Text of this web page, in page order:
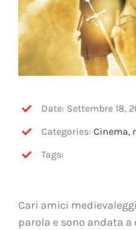
Date: Settembre 18,
Categories:Cinema,
Tags:
Cari amici
parola e sono andata